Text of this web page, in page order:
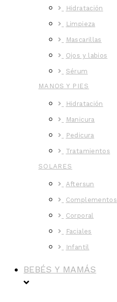
Hidratación
Limpieza
Mascarillas
Ojos y labios
Sérum
MANOS Y PIES
Hidratación
Manicura
Pedicura
Tratamientos
SOLARES
Aftersun
Complementos
Corporal
Faciales
Infantil
BEBÉS Y MAMÁS